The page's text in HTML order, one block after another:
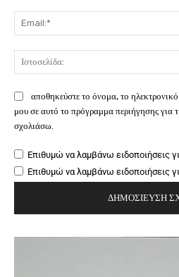
αποθηκεύστε το όνομα, το
μου σε αυτό το πρόγραμμα περιήγησης για
σχολιάσω.
Επιθυμώ να λαμβάνω ειδοποιήσεις
Επιθυμώ να λαμβάνω ειδοποιήσεις